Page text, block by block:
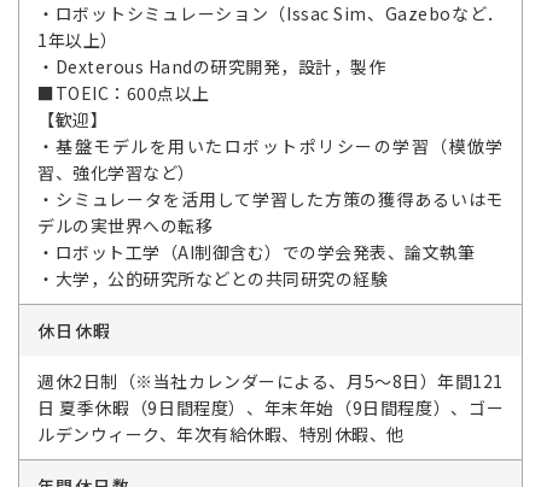
・ロボットシミュレーション（Issac Sim、Gazeboなど．
1年以上）
・Dexterous Handの研究開発，設計，製作
■TOEIC：600点以上
【歓迎】
・基盤モデルを用いたロボットポリシーの学習（模倣学
習、強化学習など）
・シミュレータを活用して学習した方策の獲得あるいはモ
デルの実世界への転移
・ロボット工学（AI制御含む）での学会発表、論文執筆
・大学，公的研究所などとの共同研究の経験
休日休暇
週休2日制（※当社カレンダーによる、月5～8日）年間121
日 夏季休暇（9日間程度）、年末年始（9日間程度）、ゴー
ルデンウィーク、年次有給休暇、特別休暇、他